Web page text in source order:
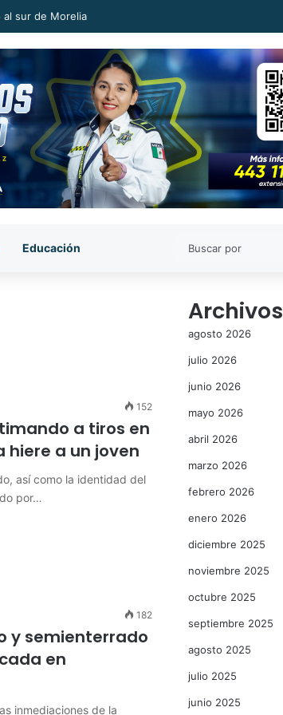
a Madres y Padres de Estudiantes Nicolaitas
Educación
152
a tiros en
a un joven
así como la identidad del
por…
182
y semienterrado
en
inmediaciones de la
Archivos
agosto 2026
julio 2026
junio 2026
mayo 2026
abril 2026
marzo 2026
febrero 2026
enero 2026
diciembre 2025
noviembre 2025
octubre 2025
septiembre 2025
agosto 2025
julio 2025
junio 2025